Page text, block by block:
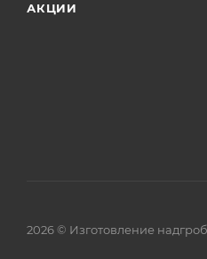
АКЦИИ
2026 © Изготовление